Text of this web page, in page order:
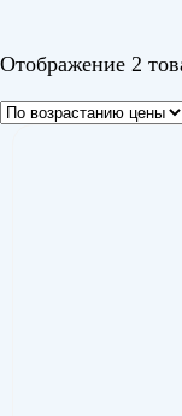
Отображение 2